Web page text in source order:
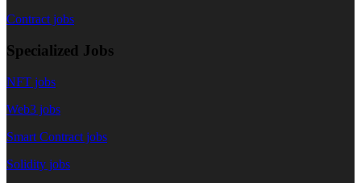
Contract jobs
Specialized Jobs
NFT jobs
Web3 jobs
Smart Contract jobs
Solidity jobs